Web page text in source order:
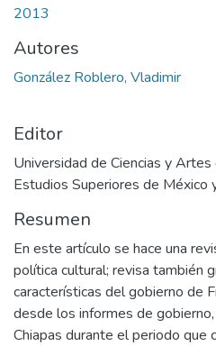
2013
Autores
González Roblero, Vladimir
Editor
Universidad de Ciencias y Artes
Estudios Superiores de México
Resumen
En este artículo se hace una
política cultural; revisa también
características del gobierno de
desde los informes de
Chiapas durante el periodo